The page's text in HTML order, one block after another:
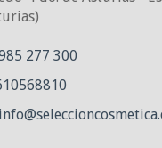
277 300
info